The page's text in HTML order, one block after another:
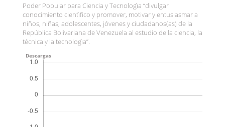
Poder Popular para Ciencia y Tecnologı́a “divulgar
conocimiento cientı́fico y promover, motivar y entusiasmar a
niños, niñas, adolescentes, jóvenes y ciudadanos(as) de la
República Bolivariana de Venezuela al estudio de la ciencia, la
técnica y la tecnologı́a”.
Descargas